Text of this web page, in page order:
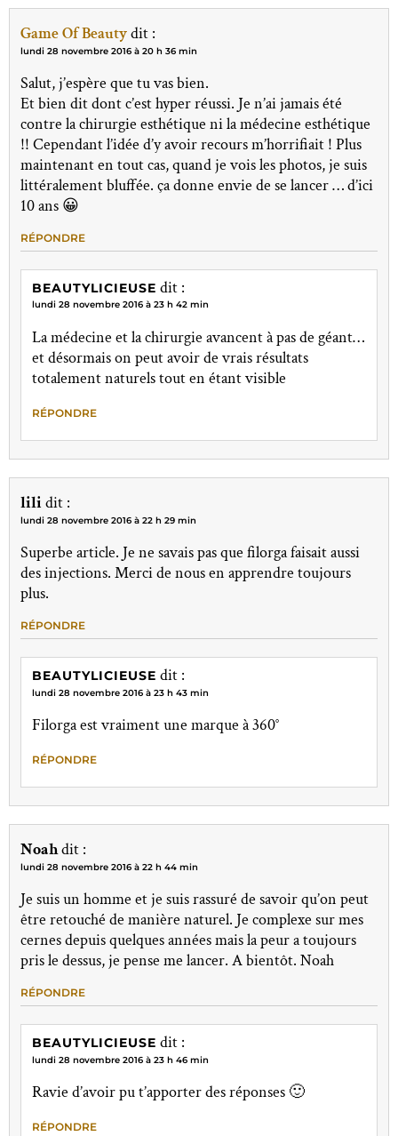
Game Of Beautydit :
lundi 28 novembre 2016 à 20 h 36 min
Salut, j’espère que tu vas bien.
Et bien dit dont c’est hyper réussi. Je n’ai jamais été
contre la chirurgie esthétique ni la médecine esthétique
!! Cependant l’idée d’y avoir recours m’horrifiait ! Plus
maintenant en tout cas, quand je vois les photos, je suis
littéralement bluffée. ça donne envie de se lancer … d’ici
10 ans 😀
RÉPONDRE
BEAUTYLICIEUSE dit :
lundi 28 novembre 2016 à 23 h 42 min
La médecine et la chirurgie avancent à pas de géant…
et désormais on peut avoir de vrais résultats
totalement naturels tout en étant visible
RÉPONDRE
lilidit :
lundi 28 novembre 2016 à 22 h 29 min
Superbe article. Je ne savais pas que filorga faisait aussi
des injections. Merci de nous en apprendre toujours
plus.
RÉPONDRE
BEAUTYLICIEUSE dit :
lundi 28 novembre 2016 à 23 h 43 min
Filorga est vraiment une marque à 360°
RÉPONDRE
Noahdit :
lundi 28 novembre 2016 à 22 h 44 min
Je suis un homme et je suis rassuré de savoir qu’on peut
être retouché de manière naturel. Je complexe sur mes
cernes depuis quelques années mais la peur a toujours
pris le dessus, je pense me lancer. A bientôt. Noah
RÉPONDRE
BEAUTYLICIEUSE dit :
lundi 28 novembre 2016 à 23 h 46 min
Ravie d’avoir pu t’apporter des réponses 🙂
RÉPONDRE